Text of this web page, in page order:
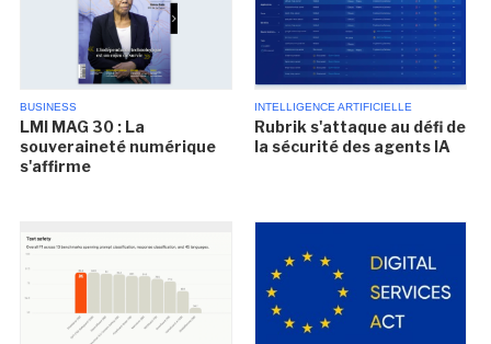
BUSINESS
LMI MAG 30 : La
souveraineté numérique
s'affirme
INTELLIGENCE ARTIFICIELLE
Rubrik s'attaque au défi de
la sécurité des agents IA